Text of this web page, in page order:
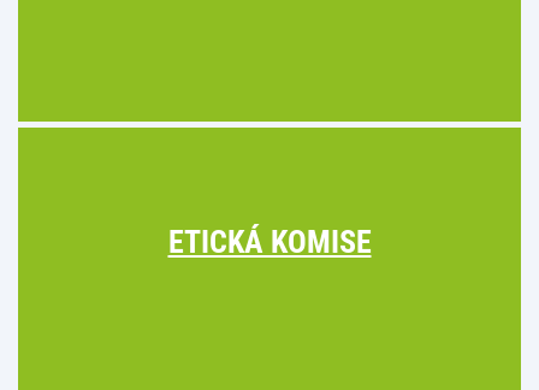
ETICKÁ KOMISE